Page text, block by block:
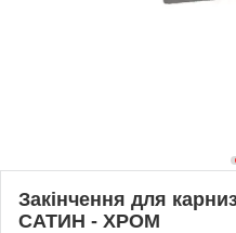
Закінчення для
САТИН - ХРОМ